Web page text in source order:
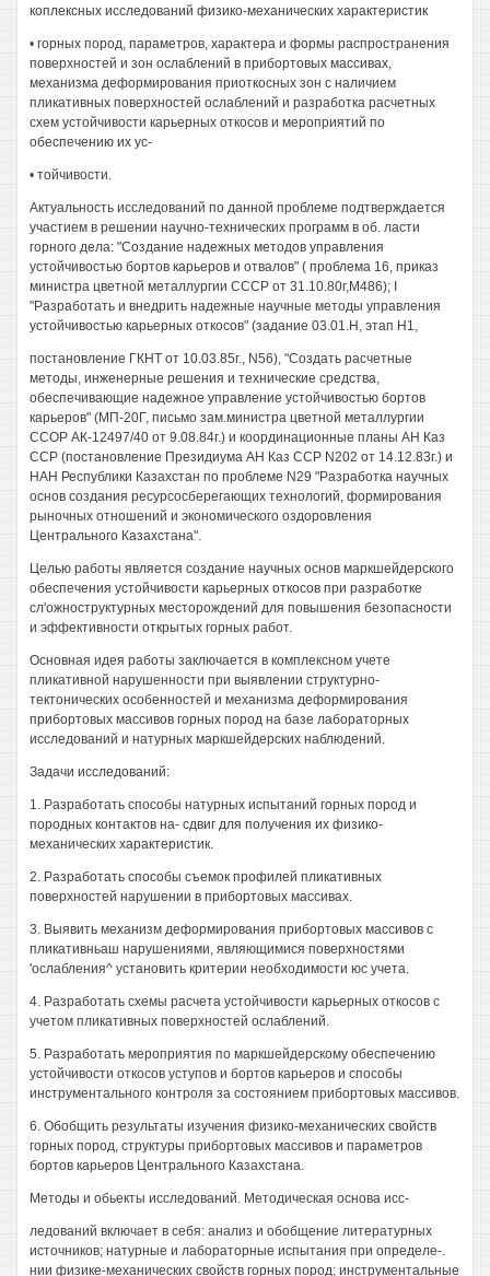
коплексных исследований физико-механических характеристик
• горных пород, параметров, характера и формы распространения
поверхностей и зон ослаблений в прибортовых массивах,
механизма деформирования приоткосных зон с наличием
пликативных поверхностей ослаблений и разработка расчетных
схем устойчивости карьерных откосов и мероприятий по
обеспечению их ус-
• тойчивости.
Актуальность исследований по данной проблеме подтверждается
участием в решении научно-технических программ в об. ласти
горного дела: "Создание надежных методов управления
устойчивостью бортов карьеров и отвалов" ( проблема 16, приказ
министра цветной металлургии СССР от 31.10.80г,М486); I
"Разработать и внедрить надежные научные методы управления
устойчивостью карьерных откосов" (задание 03.01.Н, этап Н1,
постановление ГКНТ от 10.03.85г., N56), "Создать расчетные
методы, инженерные решения и технические средства,
обеспечивающие надежное управление устойчивостью бортов
карьеров" (МП-20Г, письмо зам.министра цветной металлургии
ССОР АК-12497/40 от 9.08.84г.) и координационные планы АН Каз
ССР (постановление Президиума АН Каз ССР N202 от 14.12.83г.) и
НАН Республики Казахстан по проблеме N29 "Разработка научных
основ создания ресурсосберегающих технологий, формирования
рыночных отношений и экономического оздоровления
Центрального Казахстана".
Целью работы является создание научных основ маркшейдерского
обеспечения устойчивости карьерных откосов при разработке
сл'ожноструктурных месторождений для повышения безопасности
и эффективности открытых горных работ.
Основная идея работы заключается в комплексном учете
пликативной нарушенности при выявлении структурно-
тектонических особенностей и механизма деформирования
прибортовых массивов горных пород на базе лабораторных
исследований и натурных маркшейдерских наблюдений.
Задачи исследований:
1. Разработать способы натурных испытаний горных пород и
породных контактов на- сдвиг для получения их физико-
механических характеристик.
2. Разработать способы съемок профилей пликативных
поверхностей нарушении в прибортовых массивах.
3. Выявить механизм деформирования прибортовых массивов с
пликативньаш нарушениями, являющимися поверхностями
'ослабления^ установить критерии необходимости юс учета.
4. Разработать схемы расчета устойчивости карьерных откосов с
учетом пликативных поверхностей ослаблений.
5. Разработать мероприятия по маркшейдерскому обеспечению
устойчивости откосов уступов и бортов карьеров и способы
инструментального контроля за состоянием прибортовых массивов.
6. Обобщить результаты изучения физико-механических свойств
горных пород, структуры прибортовых массивов и параметров
бортов карьеров Центрального Казахстана.
Методы и обьекты исследований. Методическая основа исс-
ледований включает в себя: анализ и обобщение литературных
источников; натурные и лабораторные испытания при определе-.
нии физике-механических свойств горных пород; инструментальные